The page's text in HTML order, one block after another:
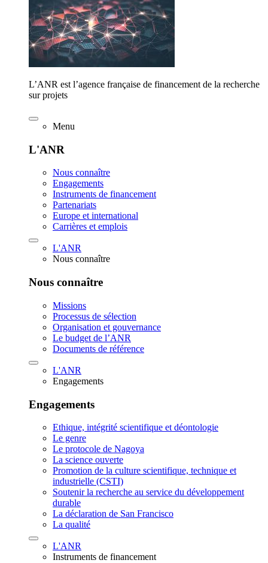
L’ANR est l’agence française de financement de la recherche
sur projets
Menu
L'ANR
Nous connaître
Engagements
Instruments de financement
Partenariats
Europe et international
Carrières et emplois
L'ANR
Nous connaître
Nous connaître
Missions
Processus de sélection
Organisation et gouvernance
Le budget de l’ANR
Documents de référence
L'ANR
Engagements
Engagements
Ethique, intégrité scientifique et déontologie
Le genre
Le protocole de Nagoya
La science ouverte
Promotion de la culture scientifique, technique et
industrielle (CSTI)
Soutenir la recherche au service du développement
durable
La déclaration de San Francisco
La qualité
L'ANR
Instruments de financement